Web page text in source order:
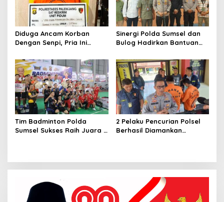
Diduga Ancam Korban
Dengan Senpi, Pria Ini
Satreskrim Polrestabes
Palembang
Sinergi Polda Sumsel dan
Bulog Hadirkan Bantuan
Warga di Hari
Bhayangkara ke-80
Tim Badminton Polda
Sumsel Sukses Raih Juara 1
2 Pelaku Pencurian Polsel
Berhasil Diamankan